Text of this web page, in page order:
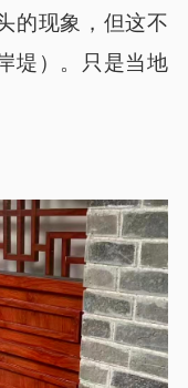
的现象，但这不
堤）。只是当地